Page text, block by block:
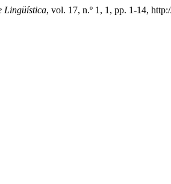
Lingüística, vol. 17, n.º 1, 1, pp. 1-14,